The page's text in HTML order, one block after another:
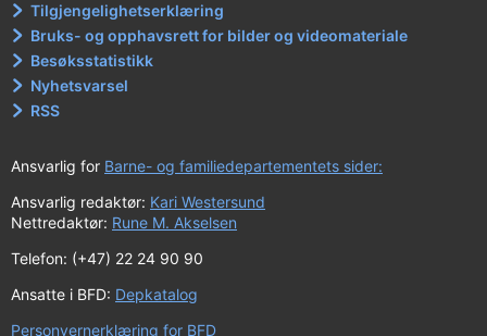
Tilgjengelighetserklæring
Bruks- og opphavsrett for bilder og videomateriale
Besøksstatistikk
Nyhetsvarsel
RSS
Ansvarlig for Barne- og familiedepartementets sider:
Ansvarlig redaktør: Kari Westersund
Nettredaktør: Rune M. Akselsen
Telefon: (+47) 22 24 90 90
Ansatte i BFD: Depkatalog
Personvernerklæring for BFD